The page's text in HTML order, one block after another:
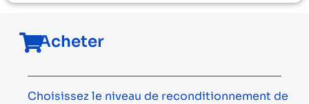
Acheter
Choisissez le niveau de reconditionnement de